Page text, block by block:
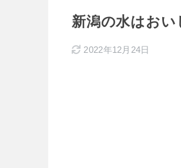
新潟の水はお
2022年12月24日